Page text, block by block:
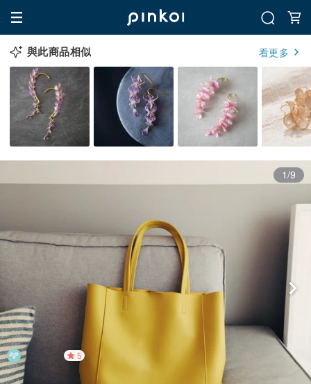
與此商品相似 看更多
1/9
5